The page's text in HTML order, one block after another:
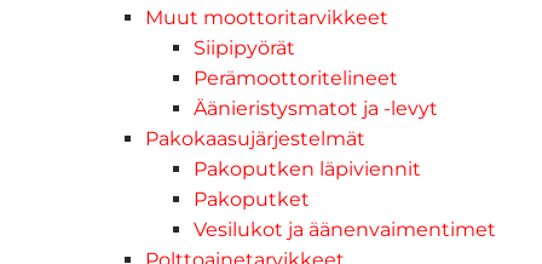
Muut moottoritarvikkeet
Siipipyörät
Perämoottoritelineet
Äänieristysmatot ja -levyt
Pakokaasujärjestelmät
Pakoputken läpiviennit
Pakoputket
Vesilukot ja äänenvaimentimet